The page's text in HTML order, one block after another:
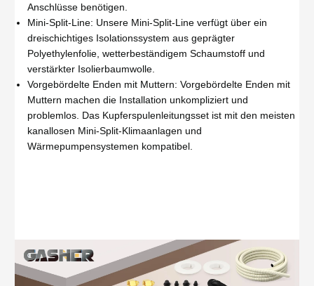
Anschlüsse benötigen.
Mini-Split-Line: Unsere Mini-Split-Line verfügt über ein
dreischichtiges Isolationssystem aus geprägter
Polyethylenfolie, wetterbeständigem Schaumstoff und
verstärkter Isolierbaumwolle.
Vorgebördelte Enden mit Muttern: Vorgebördelte Enden mit
Muttern machen die Installation unkompliziert und
problemlos. Das Kupferspulenleitungsset ist mit den meisten
kanallosen Mini-Split-Klimaanlagen und
Wärmepumpensystemen kompatibel.